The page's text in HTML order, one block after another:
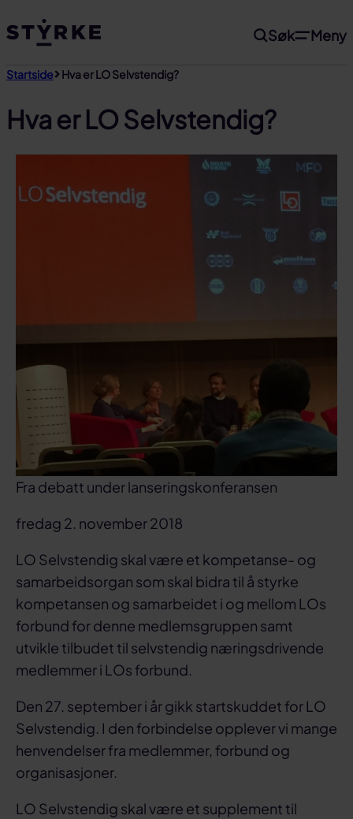
til
Søk Meny
Startside Hva er LO Selvstendig?
Hva er LO Selvstendig?
Fra debatt under lanseringskonferansen
fredag 2. november 2018
LO Selvstendig skal være et kompetanse- og
samarbeidsorgan som skal bidra til å styrke
kompetansen og samarbeidet i og mellom LOs
forbund for denne medlemsgruppen samt
utvikle tilbudet til selvstendig næringsdrivende
medlemmer i LOs forbund.
Den 27. september i år gikk startskuddet for LO
Selvstendig. I den forbindelse opplever vi mange
henvendelser fra medlemmer, forbund og
organisasjoner.
LO Selvstendig skal være et supplement til